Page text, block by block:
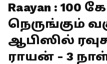
Raayan : 100
நெருங்கும்
ஆபிஸில்
ராயன் - 3